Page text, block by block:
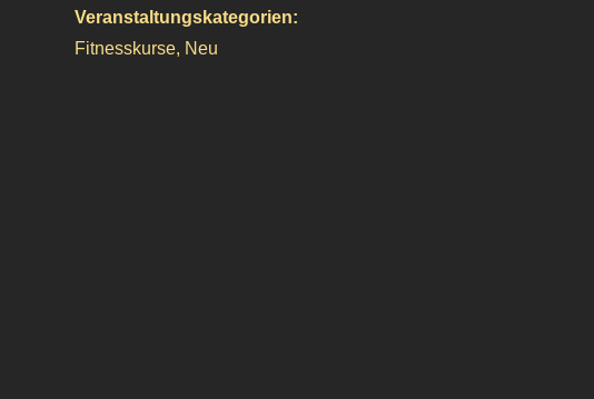
Veranstaltungskategorien:
Fitnesskurse, Neu